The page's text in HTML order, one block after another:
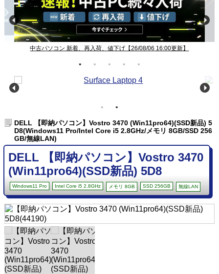
Windows11ノート一覧【26/08/06 16:00更新】
DELL 【即納パソコン】Vostro 3470 (Win11pro64)(SSD新品) 5
D8(Windows11 Pro/Intel Core i5 2.8GHz/メモリ 8GB/SSD 256
GB/無線LAN)
DELL 【即納パソコン】Vostro 3470
(Win11pro64)(SSD新品) 5D8
Windows11 Pro Intel Core i5 2.8GHz メモリ 8GB SSD 256GB 無線LAN